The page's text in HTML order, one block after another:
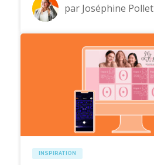
par Joséphine Pollet
INSPIRATION